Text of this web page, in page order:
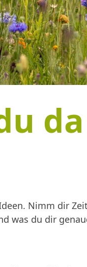
da
Nimm dir
was du dir